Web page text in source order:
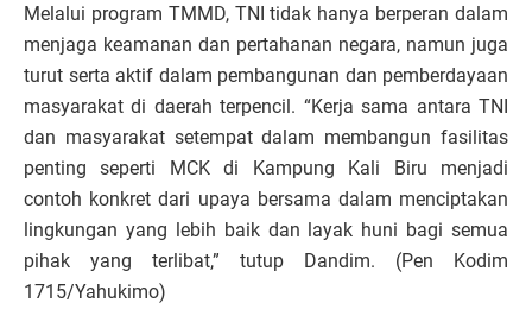
Melalui program TMMD, TNI tidak hanya berperan dalam
menjaga keamanan dan pertahanan negara, namun juga
turut serta aktif dalam pembangunan dan pemberdayaan
masyarakat di daerah terpencil. “Kerja sama antara TNI
dan masyarakat setempat dalam membangun fasilitas
penting seperti MCK di Kampung Kali Biru menjadi
contoh konkret dari upaya bersama dalam menciptakan
lingkungan yang lebih baik dan layak huni bagi semua
pihak yang terlibat,” tutup Dandim. (Pen Kodim
1715/Yahukimo)